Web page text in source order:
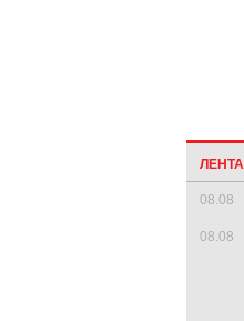
08.08
08.08